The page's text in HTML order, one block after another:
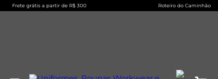
Frete grátis a partir de R$ 300 Roteiro do Caminhão